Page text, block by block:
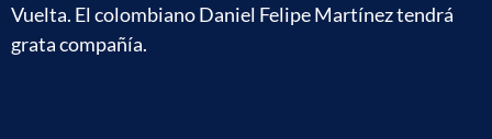
Vuelta. El colombiano Daniel Felipe Martínez tendrá
grata compañía.